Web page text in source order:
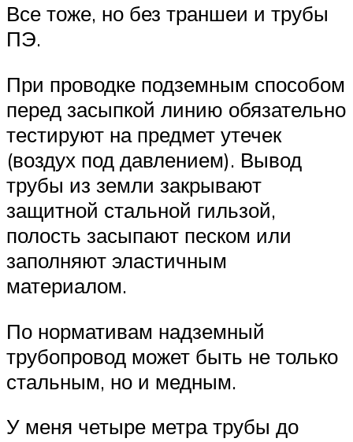
Все тоже, но без траншеи и трубы
ПЭ.
При проводке подземным способом
перед засыпкой линию обязательно
тестируют на предмет утечек
(воздух под давлением). Вывод
трубы из земли закрывают
защитной стальной гильзой,
полость засыпают песком или
заполняют эластичным
материалом.
По нормативам надземный
трубопровод может быть не только
стальным, но и медным.
У меня четыре метра трубы до